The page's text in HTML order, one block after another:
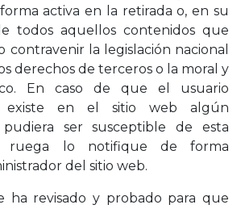
activa en la retirada o, en su
todos aquellos contenidos que
contravenir la legislación nacional
derechos de terceros o la moral y
En caso de que el usuario
existe en el sitio web algún
ser susceptible de esta
ruega lo notifique de forma
del sitio web.
ha revisado y probado para que